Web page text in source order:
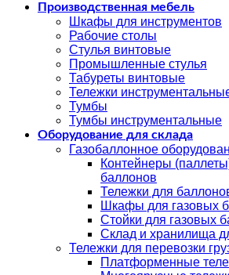
Производственная мебель
Шкафы для инструментов
Рабочие столы
Стулья винтовые
Промышленные стулья
Табуреты винтовые
Тележки
Тумбы
Тумбы инструментальные
Оборудование для склада
Газобаллонное
Контейнеры
баллонов
Тележки для
Шкафы для газовых
Стойки для газовых
Склад и хранилища
Тележки для перевозки
Платформенные